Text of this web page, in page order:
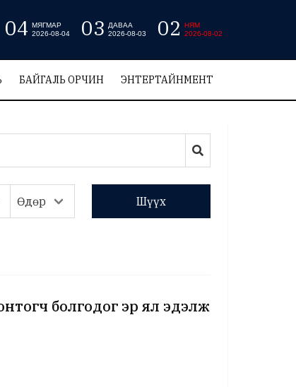
04 МЯГМАР
2026-08-04
03
ДАВАА
2026-08-03
02
НЯМ
2026-08-02
БАЙГАЛЬ ОРЧИН ЭНТЕРТАЙНМЕНТ
Шүүх
болгодог эр ял эдэлж